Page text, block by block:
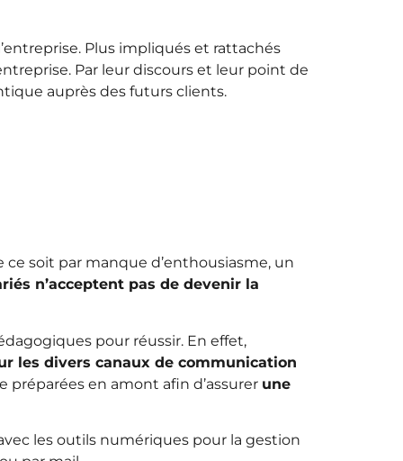
Plus impliqués et rattachés
Par leur discours et leur point de
auprès des futurs clients.
soit par manque d’enthousiasme, un
n’acceptent pas de devenir la
pour réussir. En effet,
les divers canaux de communication
en amont afin d’assurer une
avec les outils numériques pour la gestion